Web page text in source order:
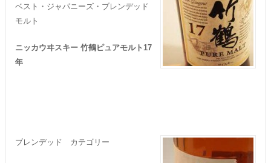
ベスト・ジャパニーズ・ブレンデッド
モルト
ニッカウヰスキー 竹鶴ピュアモルト17
年
ブレンデッド カテゴリー